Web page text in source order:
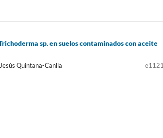
sp. en suelos contaminados con aceite
Quintana-Canlla e1121